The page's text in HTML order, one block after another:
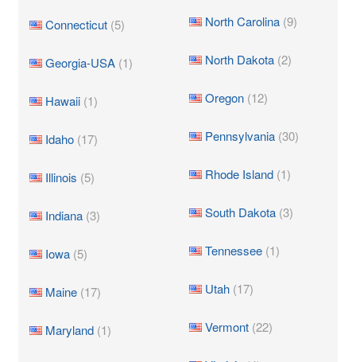
Connecticut (5)
Georgia-USA (1)
Hawaii (1)
Idaho (17)
Illinois (5)
Indiana (3)
Iowa (5)
Maine (17)
Maryland (1)
North Carolina (9)
North Dakota (2)
Oregon (12)
Pennsylvania (30)
Rhode Island (1)
South Dakota (3)
Tennessee (1)
Utah (17)
Vermont (22)